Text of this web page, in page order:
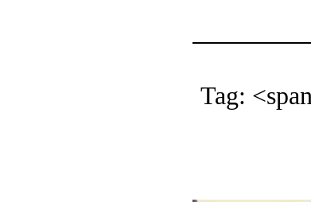
Tag: